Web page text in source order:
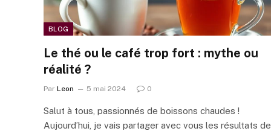
BLOG
Le thé ou le café trop fort : mythe ou
réalité ?
Par Leon 5 mai 2024 0
Salut à tous, passionnés de boissons chaudes !
Aujourd’hui, je vais partager avec vous les résultats de